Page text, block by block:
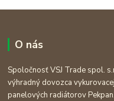
O nás
Spoločnosť VSJ Trade spol.
výhradný dovozca
panelových radiátorov